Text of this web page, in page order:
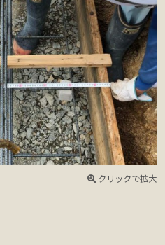
クリックで拡大